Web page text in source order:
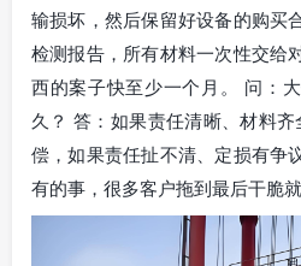
输损坏，然后保留好设备的购买
检测报告，所有材料一次性交给
西的案子快至少一个月。 问：
久？ 答：如果责任清晰、材料
偿，如果责任扯不清、定损有争
有的事，很多客户拖到最后干脆就